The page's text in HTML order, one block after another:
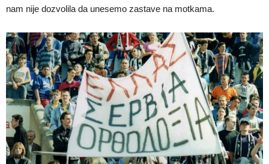
nam nije dozvolila da unesemo zastave na motkama.